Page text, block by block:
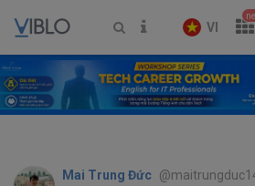
VI
Mai Trung Đức